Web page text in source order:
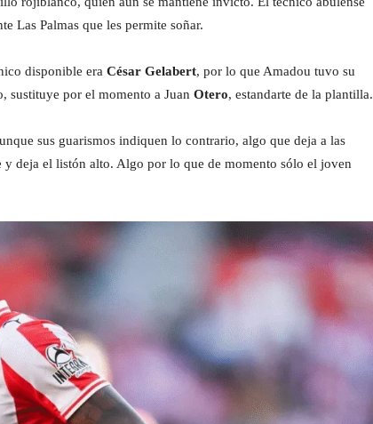
Las Palmas que les permite soñar.
disponible era César Gelabert, por lo que Amadou tuvo su
sustituye por el momento a Juan Otero, estandarte de la plantilla.
sus guarismos indiquen lo contrario, algo que deja a las
deja el listón alto. Algo por lo que de momento sólo el joven